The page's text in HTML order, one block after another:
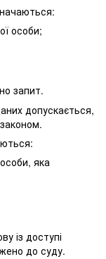
особи;
запит.
допускається,
яка
із доступі
до суду.